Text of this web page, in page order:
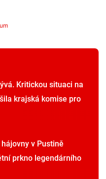
Kritickou situaci na
krajská komise pro
v Pustině
prkno legendárního